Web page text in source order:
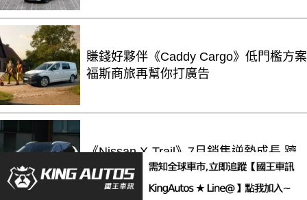
賺錢好夥伴《Caddy Cargo》低門檻方案
福斯商旅再幫你打廣告
《Nissan X-Trail》7月銷售逆勢成長 躋
身同級前3名 本月優惠價89.9萬元起